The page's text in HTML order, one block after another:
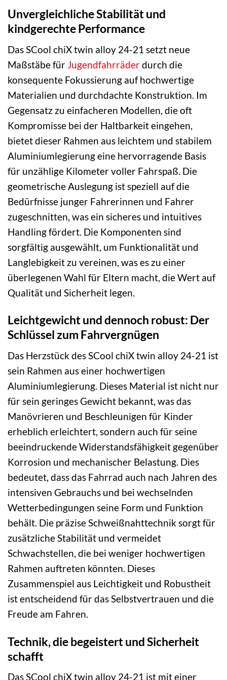
Unvergleichliche Stabilität und
kindgerechte Performance
Das SCool chiX twin alloy 24-21 setzt neue
Maßstäbe für Jugendfahrräderdurch die
konsequente Fokussierung auf hochwertige
Materialien und durchdachte Konstruktion. Im
Gegensatz zu einfacheren Modellen, die oft
Kompromisse bei der Haltbarkeit eingehen,
bietet dieser Rahmen aus leichtem und stabilem
Aluminiumlegierung eine hervorragende Basis
für unzählige Kilometer voller Fahrspaß. Die
geometrische Auslegung ist speziell auf die
Bedürfnisse junger Fahrerinnen und Fahrer
zugeschnitten, was ein sicheres und intuitives
Handling fördert. Die Komponenten sind
sorgfältig ausgewählt, um Funktionalität und
Langlebigkeit zu vereinen, was es zu einer
überlegenen Wahl für Eltern macht, die Wert auf
Qualität und Sicherheit legen.
Leichtgewicht und dennoch robust: Der
Schlüssel zum Fahrvergnügen
Das Herzstück des SCool chiX twin alloy 24-21 ist
sein Rahmen aus einer hochwertigen
Aluminiumlegierung. Dieses Material ist nicht nur
für sein geringes Gewicht bekannt, was das
Manövrieren und Beschleunigen für Kinder
erheblich erleichtert, sondern auch für seine
beeindruckende Widerstandsfähigkeit gegenüber
Korrosion und mechanischer Belastung. Dies
bedeutet, dass das Fahrrad auch nach Jahren des
intensiven Gebrauchs und bei wechselnden
Wetterbedingungen seine Form und Funktion
behält. Die präzise Schweißnahttechnik sorgt für
zusätzliche Stabilität und vermeidet
Schwachstellen, die bei weniger hochwertigen
Rahmen auftreten könnten. Dieses
Zusammenspiel aus Leichtigkeit und Robustheit
ist entscheidend für das Selbstvertrauen und die
Freude am Fahren.
Technik, die begeistert und Sicherheit
schafft
Das SCool chiX twin alloy 24-21 ist mit einer